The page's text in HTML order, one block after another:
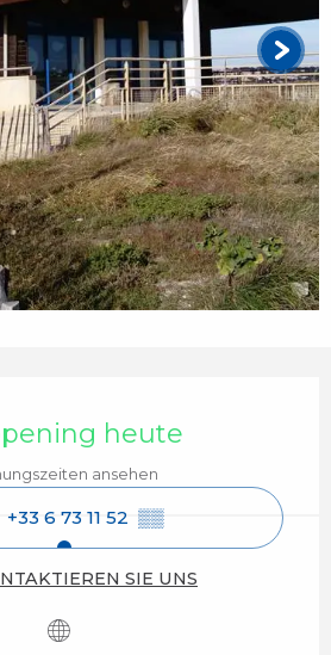
heute
ansehen
+33 6 73 11 52 ▒▒
SIE UNS